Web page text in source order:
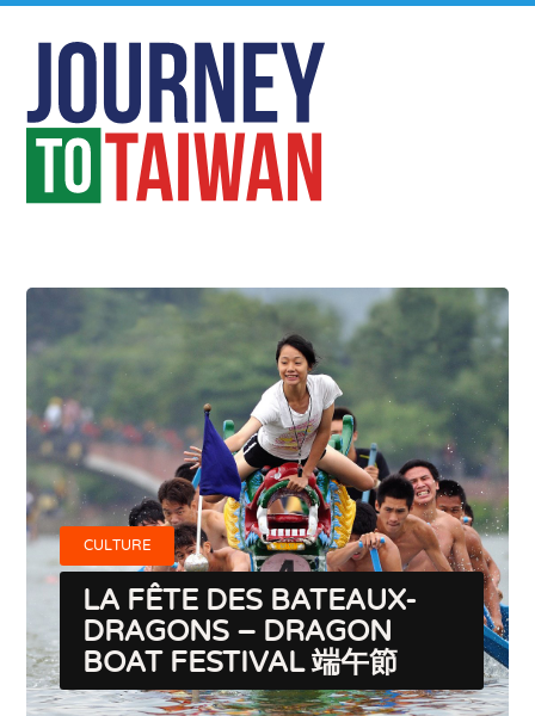
CULTURE
LA FÊTE DES BATEAUX-
DRAGONS – DRAGON
BOAT FESTIVAL 端午節